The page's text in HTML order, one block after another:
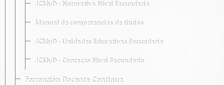
JCMyD · Normativa Nivel Secundario
Manual de competencias de títulos
JCMyD · Unidades Educativas Secundaria
JCMyD · Contacto Nivel Secundario
Formación Docente Continua